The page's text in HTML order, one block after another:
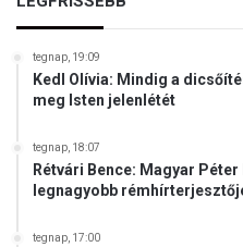
tegnap, 19:09
Kedl Olívia: Mindig a
meg Isten jelenlétét
tegnap, 18:07
Rétvári Bence: Magyar
legnagyobb
tegnap, 17:00